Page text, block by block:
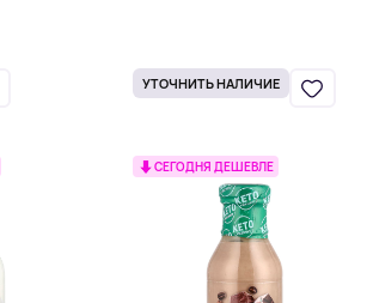
УТОЧНИТЬ НАЛИЧИЕ
СЕГОДНЯ ДЕШЕВЛЕ